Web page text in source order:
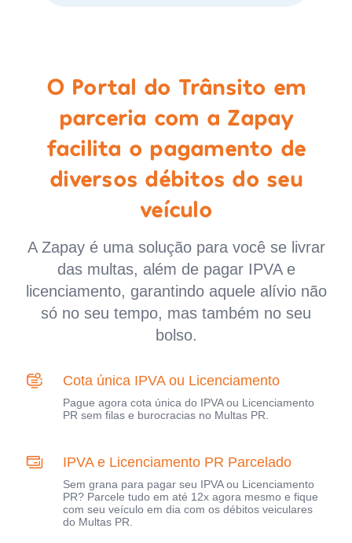
O Portal do Trânsito em
parceria com a Zapay
facilita o pagamento de
diversos débitos do seu
veículo
A Zapay é uma solução para você se livrar
das multas, além de pagar IPVA e
licenciamento, garantindo aquele alívio não
só no seu tempo, mas também no seu
bolso.
Cota única IPVA ou Licenciamento
Pague agora cota única do IPVA ou Licenciamento
PR sem filas e burocracias no Multas PR.
IPVA e Licenciamento PR Parcelado
Sem grana para pagar seu IPVA ou Licenciamento
PR? Parcele tudo em até 12x agora mesmo e fique
com seu veículo em dia com os débitos veiculares
do Multas PR.